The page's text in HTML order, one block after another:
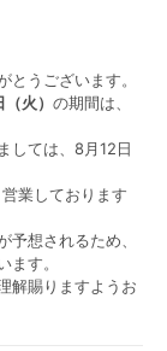
を抑える
つけるた
紹介しても
のがおす
説
方もご紹
うございます。
火） の期間は、
しては、8月12日
業しております
想されるため、
ます。
解賜りますようお